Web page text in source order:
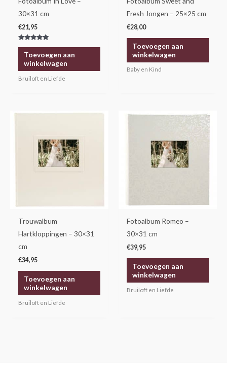
30×31 cm
€21,95
Gewaardeerd
5.00
uit 5Toevoegen aan
winkelwagen
Bruiloft en Liefde
Fresh Jongen – 25×25 cm
€28,00
Toevoegen aan
winkelwagen
Baby en Kind
Trouwalbum
Hartkloppingen – 30×31
cm
€34,95
Toevoegen aan
winkelwagen
Bruiloft en Liefde
Fotoalbum Romeo –
30×31 cm
€39,95
Toevoegen aan
winkelwagen
Bruiloft en Liefde